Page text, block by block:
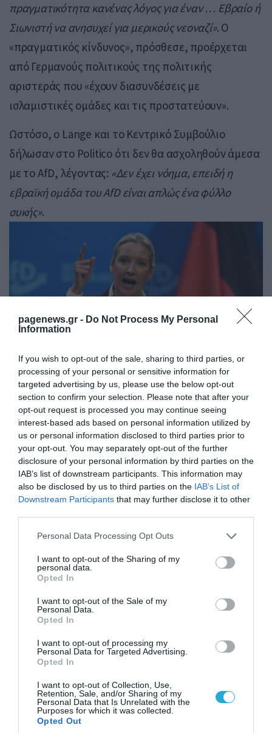
pagenews.gr - Do Not Process My Personal
Information
If you wish to opt-out of the sale, sharing to third parties, or
processing of your personal or sensitive information for
targeted advertising by us, please use the below opt-out
section to confirm your selection. Please note that after your
opt-out request is processed you may continue seeing
interest-based ads based on personal information utilized by
us or personal information disclosed to third parties prior to
your opt-out. You may separately opt-out of the further
disclosure of your personal information by third parties on the
IAB’s list of downstream participants. This information may
also be disclosed by us to third parties on the IAB’s List of
Downstream Participants that may further disclose it to other
Please note that this website/app uses one or more Google
not limited to your visit or usage behaviour. You may click to
grant or deny consent to Google and its third-party tags to
use your data for below specified purposes in below Google
consent section.
Personal Data Processing Opt Outs
I want to opt-out of the Sharing of my
personal data.
Opted In
I want to opt-out of the Sale of my
Personal Data.
Opted In
I want to opt-out of processing my
Personal Data for Targeted Advertising.
Opted In
I want to opt-out of Collection, Use,
Retention, Sale, and/or Sharing of my
Personal Data that Is Unrelated with the
Purposes for which it was collected.
Opted Out
πραγματικότητα κανένας λόγος για έναν … Εβραίο ή
Σιωνιστή να ανησυχεί για μερικούς νεοναζί». Ο
«πραγματικός κίνδυνος», πρόσθεσε, προέρχεται
από Γερμανούς πολιτικούς της πολιτικής
αριστεράς που «έχουν διασυνδέσεις με
ισλαμιστικές ομάδες και τις προστατεύουν».
Ωστόσο, ο Lange και το Κεντρικό Συμβούλιο
δήλωσαν στο Politico ότι δεν θα ασχοληθούν άμεσα
με το AfD, λέγοντας: «Δεν έχει νόημα, επειδή η
εβραϊκή ομάδα του AfD είναι απλώς ένα φύλλο
συκής».
Το AfD είναι ευρέως γνωστό για τη σκληρή του
στάση στο μεταναστευτικό, ένα παράδοξο γεγονός
για την εβραϊκή κοινότητα της Γερμανίας, η
πλειονότητα της οποίας είναι μετανάστες. Σχεδόν
ο μισός εβραϊκός πληθυσμός της χώρας έχει ρίζες
καταγωγή από την πρώην Σοβιετική Ένωση,
Γερμανικής Ένωσης Εβραίων Φοιτητών.
«Η αφήγησή τους είναι ότι «είμαστε οι μόνοι που
μπορούμε να σώσουμε τους Εβραίους, επειδή ο
μεγαλύτερος κίνδυνος που αντιμετωπίζουν οι
Εβραίοι είναι οι μουσουλμάνοι»», δήλωσε η Veiler, ο
AfD θα βλάψει και τους Εβραίους μετανάστες.
Τόσο ο Lange όσο και η Veiler τόνισαν ότι το